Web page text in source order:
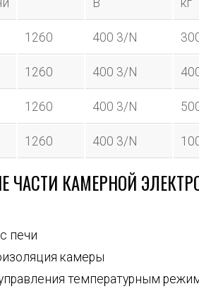
1260 400 3/N
1260 400 3/N
1260 400 3/N
1260 400 3/N
ЧАСТИ КАМЕРНОЙ
печи
камеры
температурным